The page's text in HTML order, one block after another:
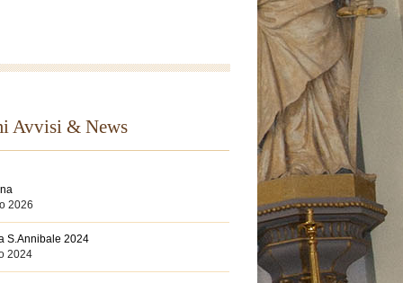
Avvisi & News
2026
S.Annibale 2024
2024